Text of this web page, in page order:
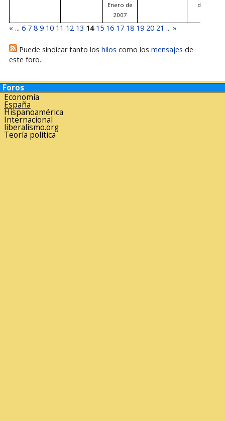
Enero de
2007
de 2007
« ... 6 7 8 9 10 11 12 13 14 15 16 17 18 19 20 21 ... »
Puede sindicar tanto los hilos como los mensajes de
este foro.
Foros
Economía
España
Hispanoamérica
Internacional
liberalismo.org
Teoría política